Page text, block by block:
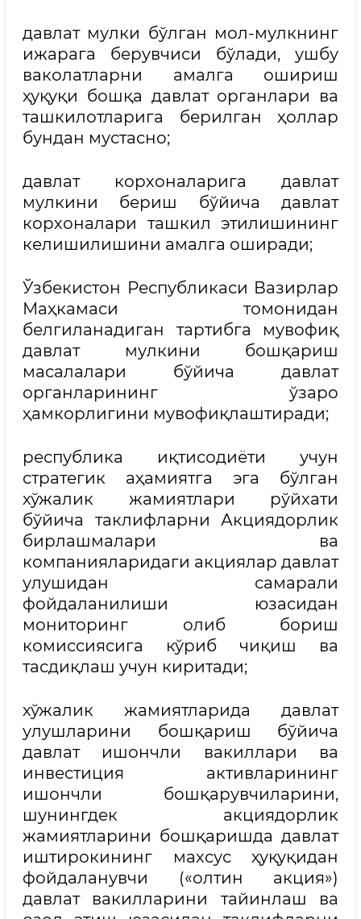
давлат мулки бўлган мол-мулкнинг
ижарага берувчиси бўлади, ушбу
ваколатларни амалга ошириш
ҳуқуқи бошқа давлат органлари ва
ташкилотларига берилган ҳоллар
бундан мустасно;
давлат корхоналарига давлат
мулкини бериш бўйича давлат
корхоналари ташкил этилишининг
келишилишини амалга оширади;
Ўзбекистон Республикаси Вазирлар
Маҳкамаси томонидан
белгиланадиган тартибга мувофиқ
давлат мулкини бошқариш
масалалари бўйича давлат
органларининг ўзаро
ҳамкорлигини мувофиқлаштиради;
республика иқтисодиёти учун
стратегик аҳамиятга эга бўлган
хўжалик жамиятлари рўйхати
бўйича таклифларни Акциядорлик
бирлашмалари ва
компанияларидаги акциялар давлат
улушидан самарали
фойдаланилиши юзасидан
мониторинг олиб бориш
комиссиясига кўриб чиқиш ва
тасдиқлаш учун киритади;
хўжалик жамиятларида давлат
улушларини бошқариш бўйича
давлат ишончли вакиллари ва
инвестиция активларининг
ишончли бошқарувчиларини,
шунингдек акциядорлик
жамиятларини бошқаришда давлат
иштирокининг махсус ҳуқуқидан
фойдаланувчи («олтин акция»)
давлат вакилларини тайинлаш ва